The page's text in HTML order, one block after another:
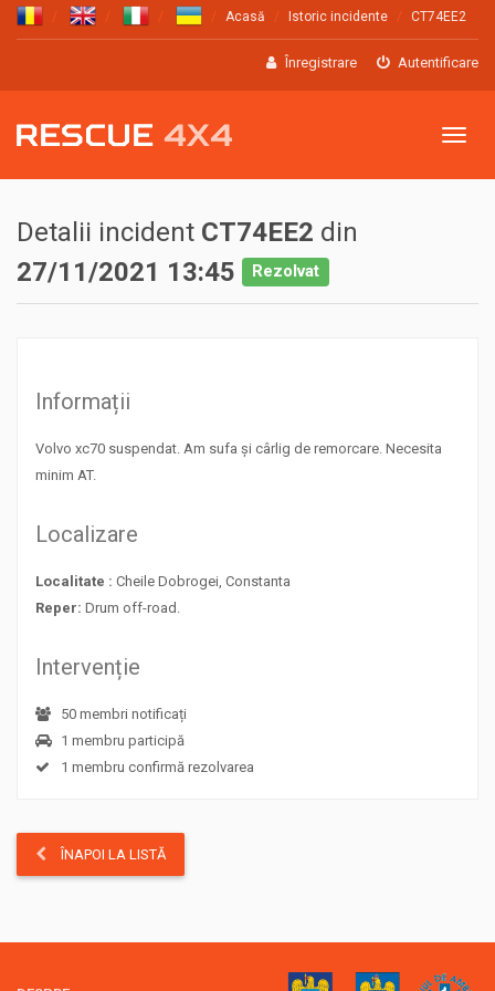
Acasă Istoric incidente CT74EE2
Înregistrare Autentificare
Meniu
Detalii incident CT74EE2 din
27/11/2021 13:45
Rezolvat
Informații
Volvo xc70 suspendat. Am sufa și cârlig de remorcare. Necesita
minim AT.
Localizare
Localitate : Cheile Dobrogei, Constanta
Reper: Drum off-road.
Intervenție
50 membri notificați
1 membru participă
1 membru confirmă rezolvarea
ÎNAPOI LA LISTĂ